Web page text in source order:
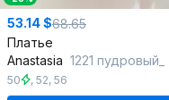
53.14 $68.65
Платье
Anastasia 1221 пудровый_
50 , 52, 56